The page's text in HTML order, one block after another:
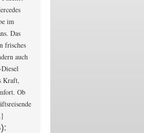
im
Das
frisches
auch
Kraft,
Ob